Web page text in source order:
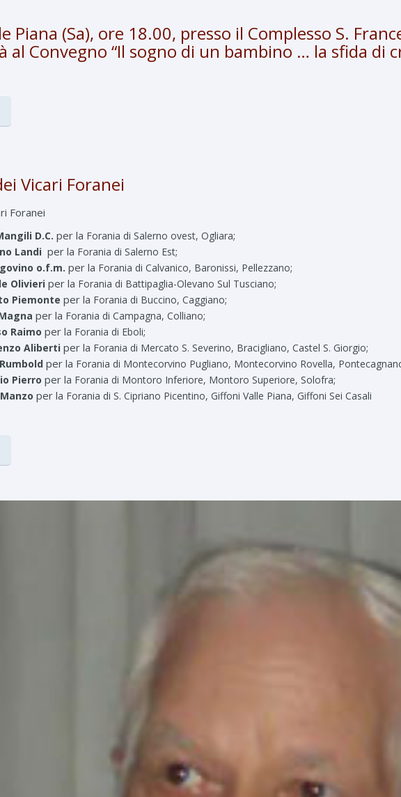
Piana (Sa), ore 18.00, presso il Complesso S.
al Convegno “Il sogno di un bambino … la sfida di
Vicari Foranei
Foranei
D.C. per la Forania di Salerno ovest, Ogliara;
Landi per la Forania di Salerno Est;
o.f.m. per la Forania di Calvanico, Baronissi, Pellezzano;
Olivieri per la Forania di Battipaglia-Olevano Sul Tusciano;
Piemonte per la Forania di Buccino, Caggiano;
per la Forania di Campagna, Colliano;
Raimo per la Forania di Eboli;
Aliberti per la Forania di Mercato S. Severino, Bracigliano, Castel S. Giorgio;
per la Forania di Montecorvino Pugliano, Montecorvino Rovella,
Pierro per la Forania di Montoro Inferiore, Montoro Superiore, Solofra;
per la Forania di S. Cipriano Picentino, Giffoni Valle Piana, Giffoni Sei Casali